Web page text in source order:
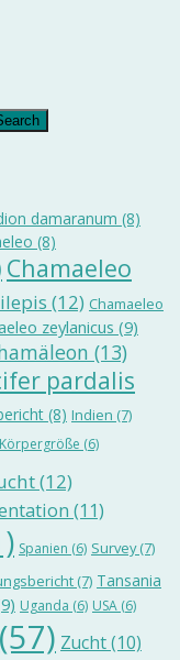
damaranum (8)
(8)
Chamaeleo
(12) Chamaeleo
zeylanicus (9)
(13)
pardalis
(8) Indien (7)
Körpergröße (6)
(12)
(11)
Spanien (6) Survey(7)
(7) Tansania
Uganda (6) USA (6)
(57) Zucht(10)